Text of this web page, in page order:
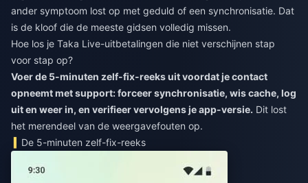
ander symptoom lost op met geduld of een synchronisatie. Dat
is de kloof die de meeste gidsen volledig missen.
Hoe los je Taka Live-uitbetalingen die niet verschijnen stap
voor stap op?
Voer de 5-minuten zelf-fix-reeks uit voordat je contact
opneemt met support: forceer synchronisatie, wis cache, log
uit en weer in, en verifieer vervolgens je app-versie. Dit lost
het merendeel van de weergavefouten op.
De 5-minuten zelf-fix-reeks